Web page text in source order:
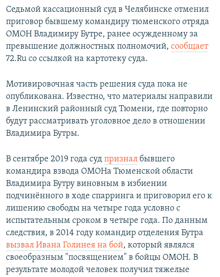
Все сайты РСЕ/РС
Седьмой кассационный суд в Челябинске отменил
приговор бывшему командиру тюменского отряда
ОМОН Владимиру Бутре, ранее осужденному за
превышение должностных полномочий, сообщает
72.Ru со ссылкой на картотеку суда.
Мотивировочная часть решения суда пока не
опубликована. Известно, что материалы направили
в Ленинский районный суд Тюмени, где повторно
будут рассматривать уголовное дело в отношении
Владимира Бутры.
В сентябре 2019 года суд признал бывшего
командира взвода ОМОНа Тюменской области
Владимира Бутру виновным в избиении
подчинённого в ходе спарринга и приговорил его к
лишению свободы на четыре года условно с
испытательным сроком в четыре года. По данным
следствия, в 2014 году командир отделения Бутра
вызвал Ивана Голинея на бой, который являлся
своеобразным "посвящением" в бойцы ОМОН. В
результате молодой человек получил тяжелые